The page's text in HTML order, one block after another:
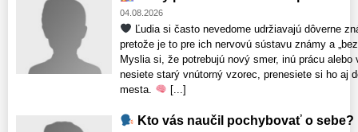
04.08.2026
Ľudia si často nevedome udržiavajú dôverne
pretože je to pre ich nervovú sústavu známy a
Myslia si, že potrebujú nový smer, inú prácu
nesiete starý vnútorný vzorec, prenesiete si ho aj
mesta.
[...]
Kto vás naučil pochybovať o sebe?